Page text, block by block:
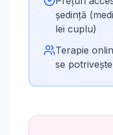
ședință
lei cuplu)
Terapie
se potrivește